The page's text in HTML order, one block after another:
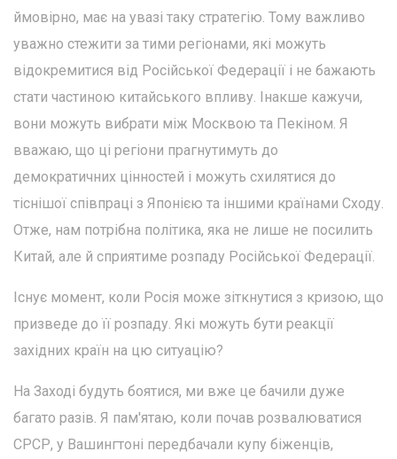
ймовірно, має на увазі таку стратегію. Тому важливо
уважно стежити за тими регіонами, які можуть
відокремитися від Російської Федерації і не бажають
стати частиною китайського впливу. Інакше кажучи,
вони можуть вибрати між Москвою та Пекіном. Я
вважаю, що ці регіони прагнутимуть до
демократичних цінностей і можуть схилятися до
тіснішої співпраці з Японією та іншими країнами Сходу.
Отже, нам потрібна політика, яка не лише не посилить
Китай, але й сприятиме розпаду Російської Федерації.
Існує момент, коли Росія може зіткнутися з кризою, що
призведе до її розпаду. Які можуть бути реакції
західних країн на цю ситуацію?
На Заході будуть боятися, ми вже це бачили дуже
багато разів. Я пам'ятаю, коли почав розвалюватися
СРСР, у Вашингтоні передбачали купу біженців,